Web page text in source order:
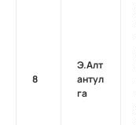
8
Э.Алт
антул
га